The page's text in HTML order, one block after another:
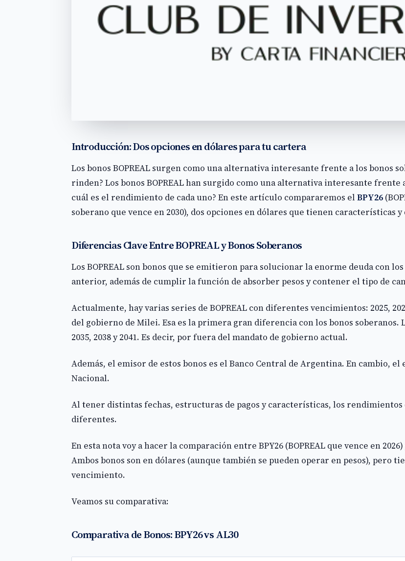
Introducción: Dos opciones en dólares para tu cartera
Los bonos BOPREAL surgen como una alternativa interesante frente a los bonos
rinden? Los bonos BOPREAL han surgido como una alternativa interesante frente
cuál es el rendimiento de cada uno? En este artículo compararemos el BPY26
soberano que vence en 2030), dos opciones en dólares que tienen características
Diferencias Clave Entre BOPREAL y Bonos Soberanos
Los BOPREAL son bonos que se emitieron para solucionar la enorme deuda con
anterior, además de cumplir la función de absorber pesos y contener el tipo de
Actualmente, hay varias series de BOPREAL con diferentes vencimientos: 2025,
del gobierno de Milei. Esa es la primera gran diferencia con los bonos soberanos.
2035, 2038 y 2041. Es decir, por fuera del mandato de gobierno actual.
Además, el emisor de estos bonos es el Banco Central de Argentina. En cambio, el
Nacional.
Al tener distintas fechas, estructuras de pagos y características, los rendimientos
diferentes.
En esta nota voy a hacer la comparación entre BPY26 (BOPREAL que vence en
Ambos bonos son en dólares (aunque también se pueden operar en pesos),
vencimiento.
Veamos su comparativa:
Comparativa de Bonos: BPY26 vs AL30